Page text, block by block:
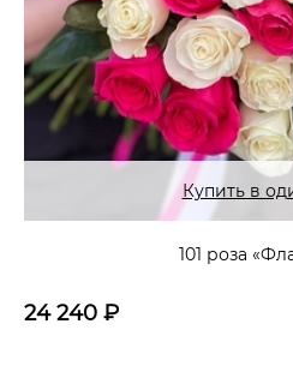
Купить в
101 роза
24 240 ₽